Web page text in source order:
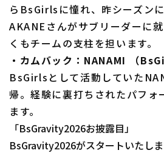
利用規約 プラ
（別ウィンドウで開く） よく
特定商取引法の表示 アルバ
らBsGirlsに憧れ、昨シーズン
AKANEさんがサブリーダーに
くもチームの支柱を担います。
・カムバック：NANAMI （
BsGirlsとして活動していた
帰。経験に裏打ちされたパフォ
ます。
「BsGravity2026お披露目」
BsGravity2026がスタートいたしま